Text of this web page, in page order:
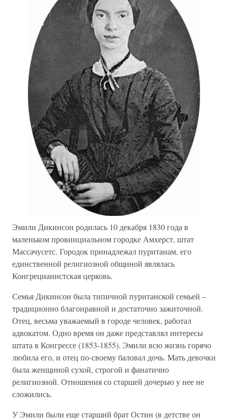
Эмили Дикинсон родилась 10 декабря 1830 года в
маленьком провинциальном городке Амхерст, штат
Массачусетс. Городок принадлежал пуританам, его
единственной религиозной общиной являлась
Конгрецианистская церковь.
Семья Дикинсон была типичной пуританской семьей –
традиционно благонравной и достаточно зажиточной.
Отец, весьма уважаемый в городе человек, работал
адвокатом. Одно время он даже представлял интересы
штата в Конгрессе (1853-1855). Эмили всю жизнь горячо
любила его, и отец по-своему баловал дочь. Мать девочки
была женщиной сухой, строгой и фанатично
религиозной. Отношения со старшей дочерью у нее не
сложились.
У Эмили были еще старший брат Остин (в детстве он